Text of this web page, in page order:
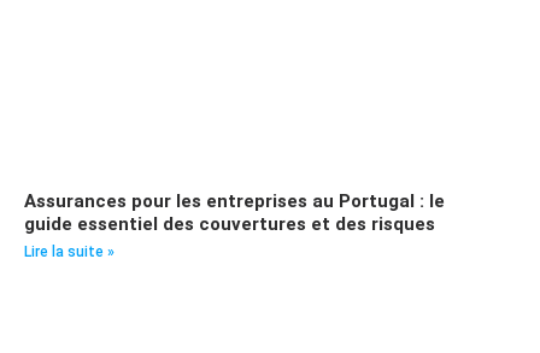
Assurances pour les entreprises au Portugal : le
guide essentiel des couvertures et des risques
Lire la suite »